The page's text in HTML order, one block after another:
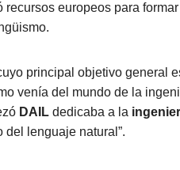
europeos para
principal objetivo general
venía del mundo de la
DAIL dedicaba a la
del lenguaje natural”.